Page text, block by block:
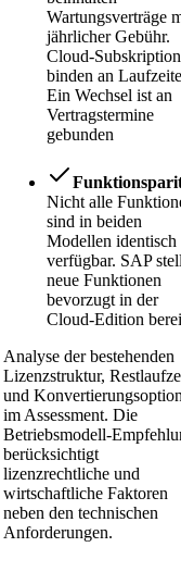
Wartungsverträge
jährlicher Gebühr.
Cloud-
binden an
Ein Wechsel ist an
Vertragstermine
gebunden
Nicht alle
sind in beiden
Modellen identisch
verfügbar. SAP
neue Funktionen
bevorzugt in der
Cloud-Edition
Analyse der bestehenden
Lizenzstruktur,
und
im Assessment. Die
Betriebsmodell-
berücksichtigt
lizenzrechtliche und
wirtschaftliche Faktoren
neben den technischen
Anforderungen.